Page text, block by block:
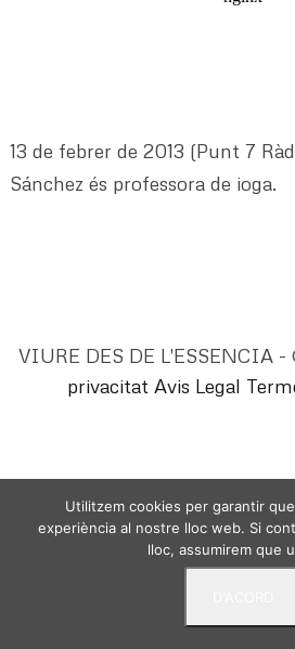
13 de febrer de 2013 (Punt 7
Sánchez és professora de ioga.
VIURE DES DE L'ESSENCIA
privacitat Avis Legal
Utilitzem cookies per garantir
experiència al nostre lloc web. Si
lloc, assumirem que